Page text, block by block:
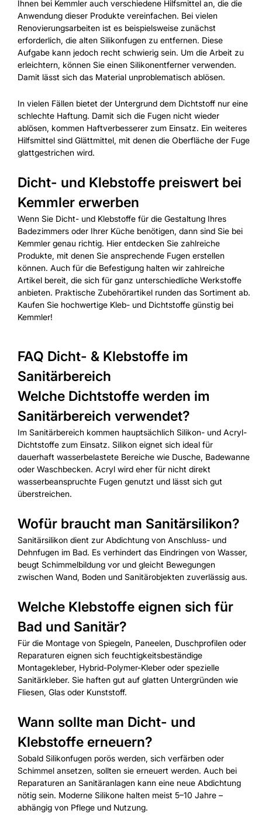
Ihnen bei Kemmler auch verschiedene Hilfsmittel an, die die
Anwendung dieser Produkte vereinfachen. Bei vielen
Renovierungsarbeiten ist es beispielsweise zunächst
erforderlich, die alten Silikonfugen zu entfernen. Diese
Aufgabe kann jedoch recht schwierig sein. Um die Arbeit zu
erleichtern, können Sie einen Silikonentferner verwenden.
Damit lässt sich das Material unproblematisch ablösen.
In vielen Fällen bietet der Untergrund dem Dichtstoff nur eine
schlechte Haftung. Damit sich die Fugen nicht wieder
ablösen, kommen Haftverbesserer zum Einsatz. Ein weiteres
Hilfsmittel sind Glättmittel, mit denen die Oberfläche der Fuge
glattgestrichen wird.
Dicht- und Klebstoffe preiswert bei
Kemmler erwerben
Wenn Sie Dicht- und Klebstoffe für die Gestaltung Ihres
Badezimmers oder Ihrer Küche benötigen, dann sind Sie bei
Kemmler genau richtig. Hier entdecken Sie zahlreiche
Produkte, mit denen Sie ansprechende Fugen erstellen
können. Auch für die Befestigung halten wir zahlreiche
Artikel bereit, die sich für ganz unterschiedliche Werkstoffe
anbieten. Praktische Zubehörartikel runden das Sortiment ab.
Kaufen Sie hochwertige Kleb- und Dichtstoffe günstig bei
Kemmler!
FAQ Dicht- & Klebstoffe im
Sanitärbereich
Welche Dichtstoffe werden im
Sanitärbereich verwendet?
Im Sanitärbereich kommen hauptsächlich Silikon- und Acryl-
Dichtstoffe zum Einsatz. Silikon eignet sich ideal für
dauerhaft wasserbelastete Bereiche wie Dusche, Badewanne
oder Waschbecken. Acryl wird eher für nicht direkt
wasserbeanspruchte Fugen genutzt und lässt sich gut
überstreichen.
Wofür braucht man Sanitärsilikon?
Sanitärsilikon dient zur Abdichtung von Anschluss- und
Dehnfugen im Bad. Es verhindert das Eindringen von Wasser,
beugt Schimmelbildung vor und gleicht Bewegungen
zwischen Wand, Boden und Sanitärobjekten zuverlässig aus.
Welche Klebstoffe eignen sich für
Bad und Sanitär?
Für die Montage von Spiegeln, Paneelen, Duschprofilen oder
Reparaturen eignen sich feuchtigkeitsbeständige
Montagekleber, Hybrid-Polymer-Kleber oder spezielle
Sanitärkleber. Sie haften gut auf glatten Untergründen wie
Fliesen, Glas oder Kunststoff.
Wann sollte man Dicht- und
Klebstoffe erneuern?
Sobald Silikonfugen porös werden, sich verfärben oder
Schimmel ansetzen, sollten sie erneuert werden. Auch bei
Reparaturen an Sanitäranlagen kann eine neue Abdichtung
nötig sein. Moderne Silikone halten meist 5–10 Jahre –
abhängig von Pflege und Nutzung.